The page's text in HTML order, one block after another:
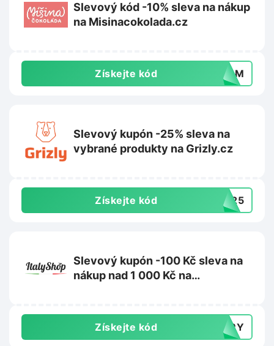
Slevový kód -10% sleva na nákup
na Misinacokolada.cz
Získejte kód HZ8M
Slevový kupón -25% sleva na
vybrané produkty na Grizly.cz
Získejte kód OL25
Slevový kupón -100 Kč sleva na
nákup nad 1 000 Kč na
Získejte kód TERY